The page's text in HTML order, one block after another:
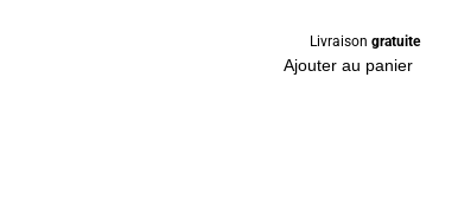
Livraison gratuite
Ajouter au panier